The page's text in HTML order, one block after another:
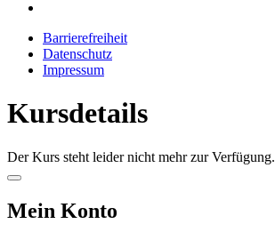
Barrierefreiheit
Datenschutz
Impressum
Kursdetails
Der Kurs steht leider nicht mehr zur Verfügung.
Mein Konto